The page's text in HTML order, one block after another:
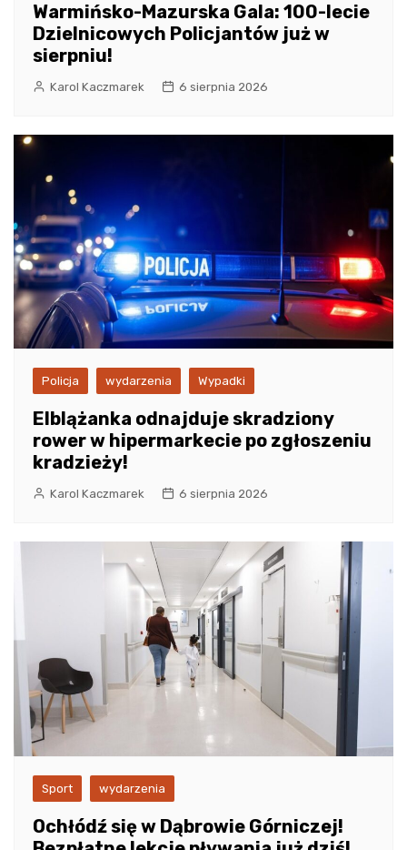
Warmińsko-Mazurska Gala: 100-lecie
Dzielnicowych Policjantów już w
sierpniu!
Karol Kaczmarek 6 sierpnia 2026
Policja wydarzenia Wypadki
Elblążanka odnajduje skradziony
rower w hipermarkecie po zgłoszeniu
kradzieży!
Karol Kaczmarek 6 sierpnia 2026
Sport wydarzenia
Ochłódź się w Dąbrowie Górniczej!